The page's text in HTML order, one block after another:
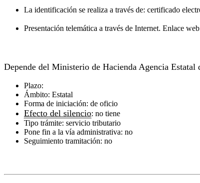
La identificación se realiza a través de: certificado
Presentación telemática a través de Internet. Enlace
Depende del Ministerio de Hacienda Agencia
Plazo:
Ámbito: Estatal
Forma de iniciación: de oficio
Efecto del silencio: no tiene
Tipo trámite: servicio tributario
Pone fin a la vía administrativa: no
Seguimiento tramitación: no